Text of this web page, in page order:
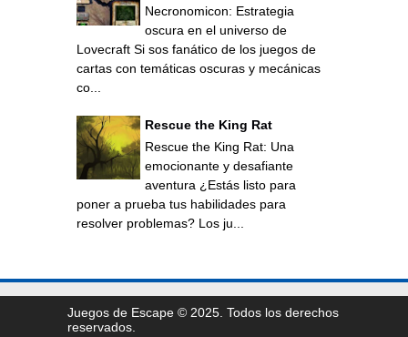
Necronomicon: Estrategia
oscura en el universo de
Lovecraft Si sos fanático de los juegos de
cartas con temáticas oscuras y mecánicas
co...
Rescue the King Rat
Rescue the King Rat: Una
emocionante y desafiante
aventura ¿Estás listo para
poner a prueba tus habilidades para
resolver problemas? Los ju...
Juegos de Escape © 2025. Todos los derechos
reservados.